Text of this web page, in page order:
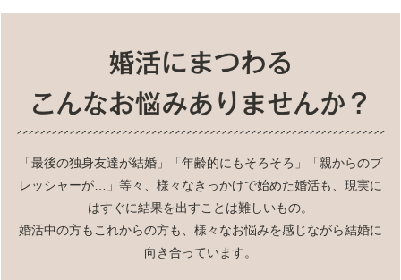
「最後の独身友達が結婚」「年齢的にもそろそろ」「親からのプ
レッシャーが…」等々、様々なきっかけで始めた婚活も、現実に
はすぐに結果を出すことは難しいもの。
婚活中の方もこれからの方も、様々なお悩みを感じながら結婚に
向き合っています。